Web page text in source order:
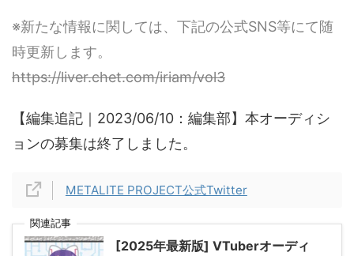
※新たな情報に関しては、下記の公式SNS等にて随
時更新します。
https://liver.chet.com/iriam/vol3
【編集追記｜2023/06/10：編集部】本オーディシ
ョンの募集は終了しました。
METALITE PROJECT公式Twitter
関連記事
[2025年最新版] VTuberオーディ